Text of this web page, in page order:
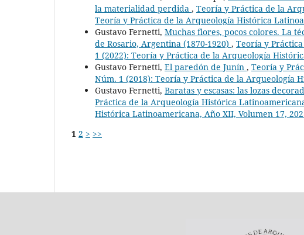
la materialidad perdida , Teoría y Práctica de la
Teoría y Práctica de la Arqueología Histórica
Gustavo Fernetti, Muchas flores, pocos colores. La
de Rosario, Argentina (1870-1920) , Teoría y
1 (2022): Teoría y Práctica de la Arqueología
Gustavo Fernetti, El paredón de Junín , Teoría y
Núm. 1 (2018): Teoría y Práctica de la Arqueología
Gustavo Fernetti, Baratas y escasas: las lozas
Práctica de la Arqueología Histórica
Histórica Latinoamericana, Año XII, Volumen 17,
1 2 > >>